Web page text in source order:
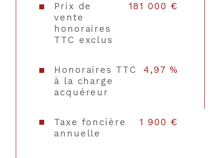
Copropriété
Prix de
vente
honoraires
TTC exclus
181 000 €
Honoraires TTC
à la charge
acquéreur
4,97 %
Taxe foncière
annuelle
1 900 €